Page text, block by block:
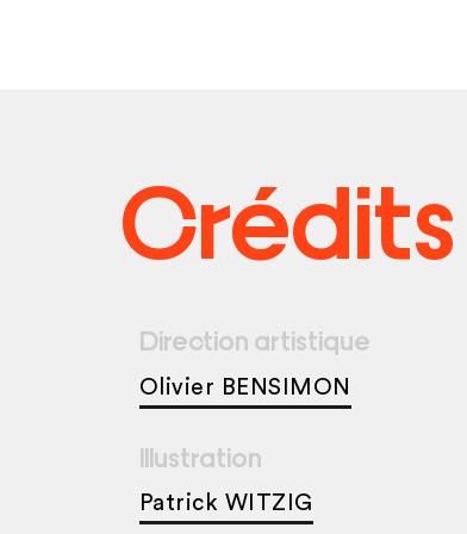
Crédits
Direction artistique
Olivier BENSIMON
Illustration
Patrick WITZIG